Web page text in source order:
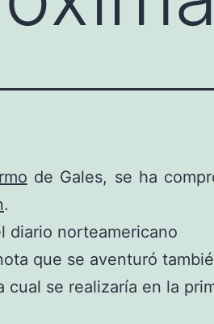
de Gales, se ha
.
diario norteamericano
que se aventuró
cual se realizaría en la